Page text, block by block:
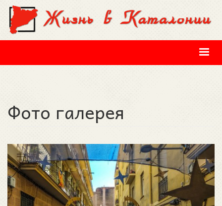
Перейти к основному содержанию
Фото галерея